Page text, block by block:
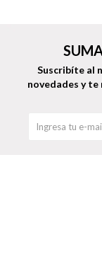
Suscribíte al
novedades y te
Quiero ser parte
Envíos, cambios y